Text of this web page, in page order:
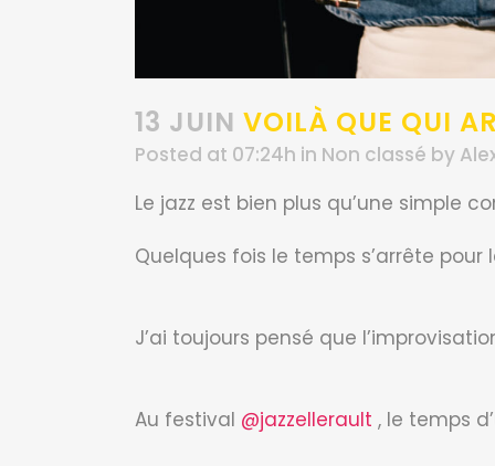
13 JUIN VOILÀ QUE QUI
Posted at 07:24h in Non classé by
Le jazz est bien plus qu’une simple
Quelques fois le temps s’arrête pour
J’ai toujours pensé que
Au festival @jazzellerault , le temps